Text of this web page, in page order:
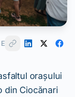
orașului
din Ciocănari